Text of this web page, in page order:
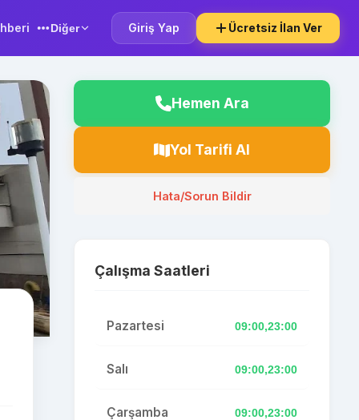
Diğer Giriş Yap Ücretsiz İlan Ver
Hemen Ara
Yol Tarifi Al
Hata/Sorun Bildir
Çalışma Saatleri
Pazartesi 09:00,23:00
Salı 09:00,23:00
Çarşamba 09:00,23:00